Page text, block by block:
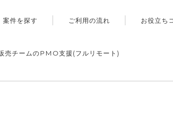
案件を探す ご利用の流れ お役立ち
売チームのPMO支援(フルリモート)